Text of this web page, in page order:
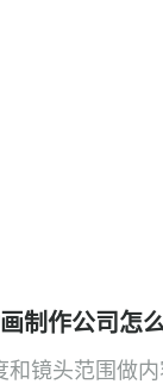
制作公司怎么
和镜头范围做